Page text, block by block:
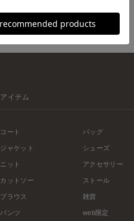
アイテム
コート
ジャケット
ニット
カットソー
ブラウス
パンツ
バッグ
シューズ
アクセサリー
ストール
雑貨
web限定